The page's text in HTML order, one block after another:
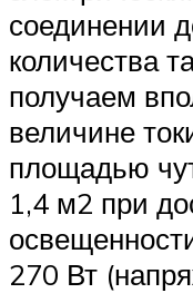
соединении
количества
получаем
величине
площадью
1,4 м2 при
270 Вт